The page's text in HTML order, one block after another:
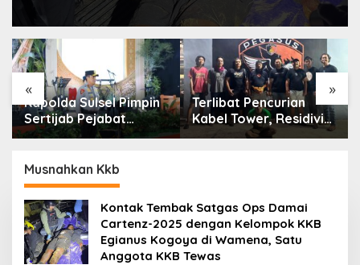
« »
Kapolda Sulsel Pimpin
Sertijab Pejabat
Utama dan Kapolres
Karolog dan
Kapolresta Gowa
Terlibat Pencurian
Kabel Tower, Residivis
yang Sempat Kabur
Musnahkan Kkb
Kontak Tembak Satgas Ops Damai
Cartenz-2025 dengan Kelompok KKB
Egianus Kogoya di Wamena, Satu
Anggota KKB Tewas